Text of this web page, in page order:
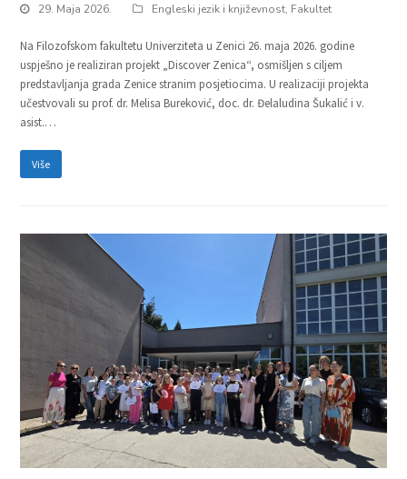
29. Maja 2026. Engleski jezik i književnost, Fakultet
Na Filozofskom fakultetu Univerziteta u Zenici 26. maja 2026. godine
uspješno je realiziran projekt „Discover Zenica“, osmišljen s ciljem
predstavljanja grada Zenice stranim posjetiocima. U realizaciji projekta
učestvovali su prof. dr. Melisa Bureković, doc. dr. Đelaludina Šukalić i v.
asist.…
Više